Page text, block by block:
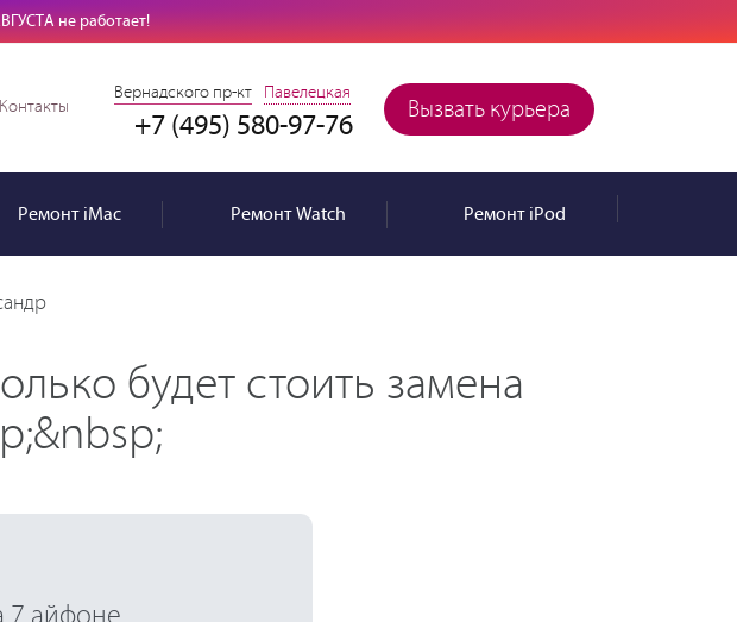
не работает!
Вызвать курьера
Вернадского пр-кт Павелецкая
+7 (495) 580-97-76
Контакты
РемонтiMac РемонтWatch РемонтiPod
будет стоить замена